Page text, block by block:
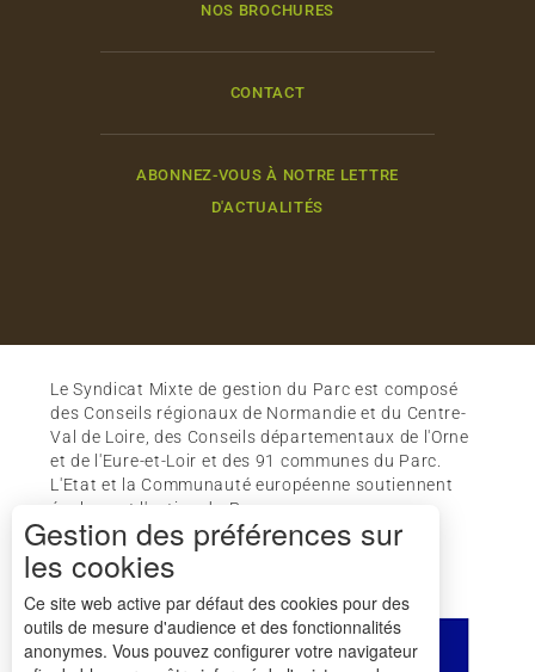
NOS BROCHURES
CONTACT
ABONNEZ-VOUS À NOTRE LETTRE
D'ACTUALITÉS
Le Syndicat Mixte de gestion du Parc est composé
des Conseils régionaux de Normandie et du Centre-
Val de Loire, des Conseils départementaux de l'Orne
et de l'Eure-et-Loir et des 91 communes du Parc.
L'Etat et la Communauté européenne soutiennent
également l'action du Parc.
Gestion des préférences sur
les cookies
Ce site web active par défaut des cookies pour des
outils de mesure d'audience et des fonctionnalités
anonymes. Vous pouvez configurer votre navigateur